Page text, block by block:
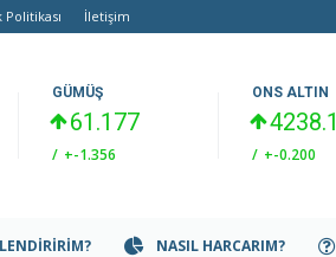
İletişim
GÜMÜŞ
61.177
/ +-1.356
ONS ALTIN
4238.1
/ +-0.200
NASIL HARCARIM?